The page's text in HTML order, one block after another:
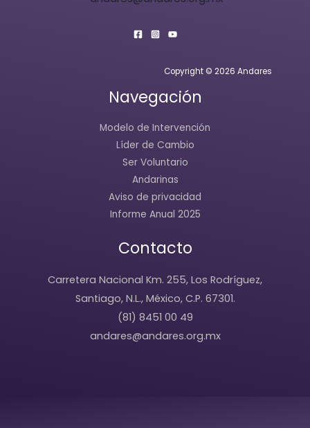
Copyright © 2026 Andares
Navegación
Modelo de Intervención
Líder de Cambio
Ser Voluntario
Andarinas
Aviso de privacidad
Informe Anual 2025
Contacto
Carretera Nacional Km. 255, Los Rodríguez,
Santiago, N.L., México, C.P. 67301.
(81) 8451 00 49
andares@andares.org.mx